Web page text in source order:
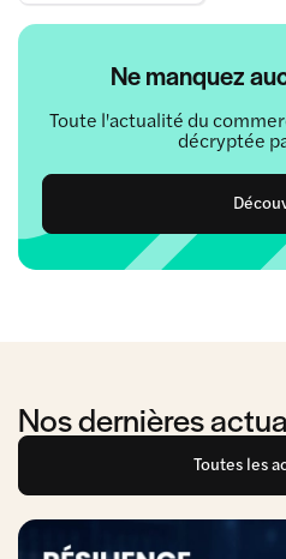
Ne manquez
Toute l'actualité du
décryptée
Nos dernières
Toutes les